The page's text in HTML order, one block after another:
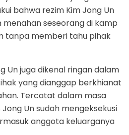
bahwa rezim Kim Jong Un
seseorang di kamp
tanpa memberi tahu pihak
Un juga dikenal ringan dalam
yang dianggap berkhianat
Tercatat dalam masa
Un sudah mengeksekusi
anggota keluarganya